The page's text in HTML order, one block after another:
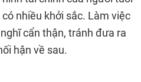
nhiều khởi sắc. Làm việc
cẩn thận, tránh đưa ra
hận về sau.